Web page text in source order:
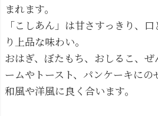
まれます。
「こしあん」は甘さすっきり、
り上品な味わい。
おはぎ、ぼたもち、おしるこ、ぜ
ームやトースト、パンケーキにの
和風や洋風に良く合います。